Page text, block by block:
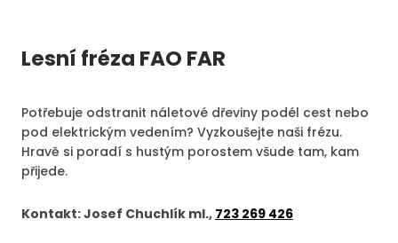
Lesní fréza FAO FAR
Potřebuje odstranit náletové dřeviny podél cest nebo
pod elektrickým vedením? Vyzkoušejte naši frézu.
Hravě si poradí s hustým porostem všude tam, kam
přijede.
Kontakt: Josef Chuchlík ml., 723 269 426